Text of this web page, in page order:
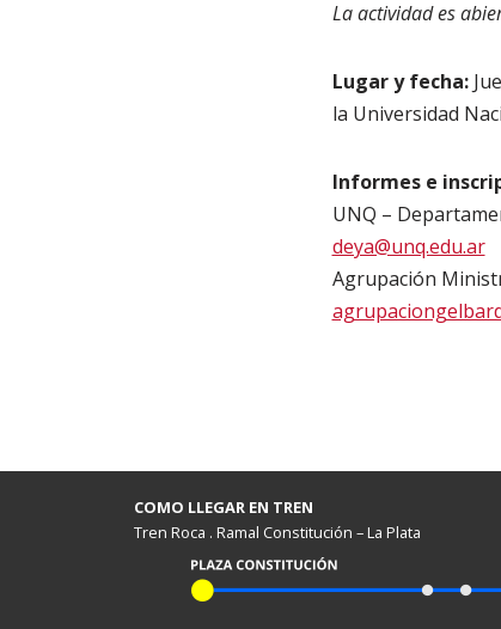
La actividad es
Lugar y fecha:
la Universidad
Informes e
UNQ –
deya@unq.edu.ar
Agrupación
COMO LLEGAR EN TREN
Tren Roca . Ramal Constitución – La Plata